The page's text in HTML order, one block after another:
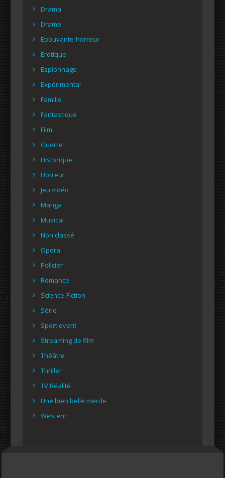
Drama
Drame
Epouvante-horreur
Erotique
Espionnage
Expérimental
Famille
Fantastique
Film
Guerre
Historique
Horreur
Jeu vidéo
Manga
Musical
Non classé
Opera
Policier
Romance
Science-Fiction
Série
Sport event
Streaming de film
Théâtre
Thriller
TV Réalité
Une bien belle merde
Western